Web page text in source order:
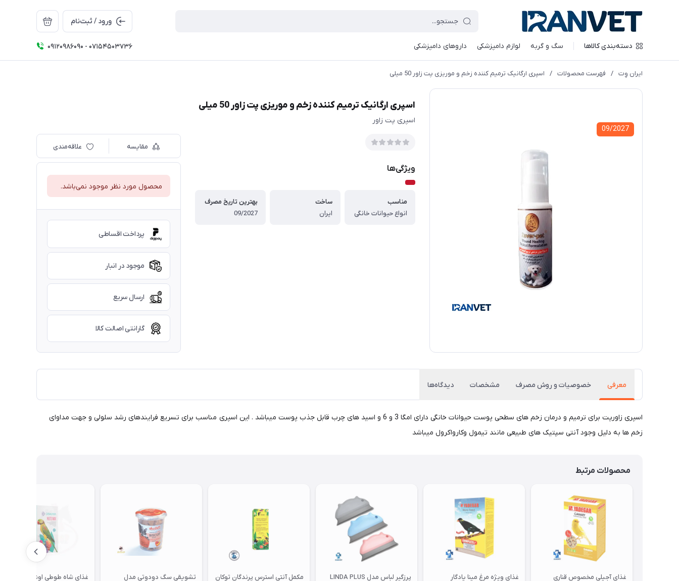
ورود / ثبت‌نام
دسته‌بندی کالاها سگ و گربه لوازم دامپزشکی داروهای دامپزشکی 09120986090 - 07154503736
ایران وِت / فهرست محصولات / اسپری ارگانیک ترمیم کننده زخم و موریزی پت زاور 50 میلی
09/2027
اسپری ارگانیک ترمیم کننده زخم و موریزی پت زاور 50 میلی
اسپری پت زاور
ویژگی‌ها
مناسب
انواع حیوانات خانگی
ساخت
ایران
بهترین تاریخ مصرف
09/2027
مقایسه علاقه‌مندی
محصول مورد نظر موجود نمی‌باشد.
پرداخت اقساطی
موجود در انبار
ارسال سریع
گارانتی اصالت کالا
معرفی خصوصیات و روش مصرف مشخصات دیدگاه‌ها
اسپری زاورپت برای ترمیم و درمان زخم های سطحی پوست حیوانات خانگی دارای امگا 3 و 6 و اسید های چرب قابل جذب پوست میباشد . این اسپری مناسب برای تسریع فرایندهای رشد سلولی و جهت مداوای
زخم ها به دلیل وجود آنتی سپتیک های طبیعی مانند تیمول وکارواکرول میباشد
محصولات مرتبط
غذای آجیلی مخصوص قناری
غذای ویژه مرغ مینا یادگار پرزگیر لباس مدل LINDA PLUS مکمل آنتی استرس پرندگان توکان
تشویقی سگ دودوتی مدل
غذای شاه طوطی اوشکایا مدل